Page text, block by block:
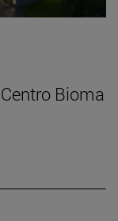
Bioma